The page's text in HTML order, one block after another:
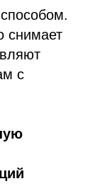
снимает
с